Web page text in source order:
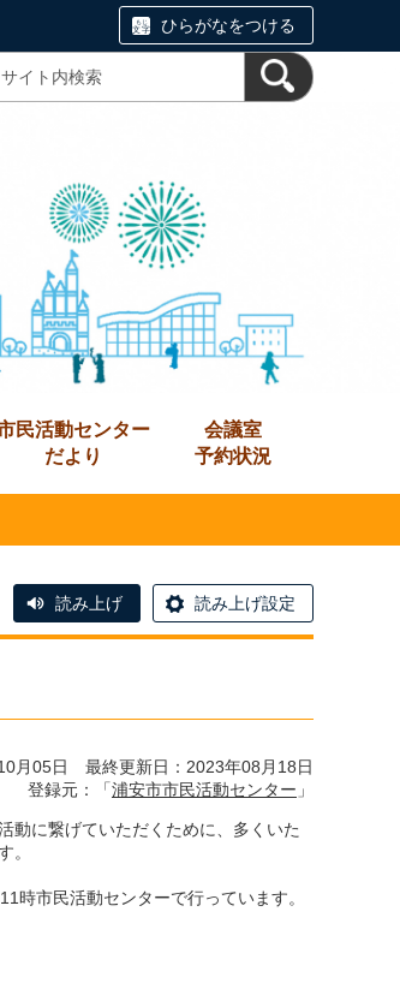
ひらがなをつける
民活動センター
だより
会議室
予約状況
読み上げ 読み上げ設定
月05日 最終更新日：2023年08月18日
登録元：「浦安市市民活動センター 」
動に繋げていただくために、多くいた
。
時市民活動センターで行っています。